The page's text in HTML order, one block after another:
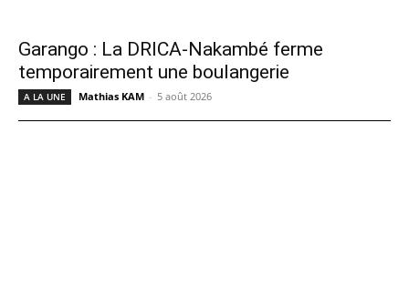
Garango : La DRICA-Nakambé ferme
temporairement une boulangerie
A LA UNE Mathias KAM - 5 août 2026